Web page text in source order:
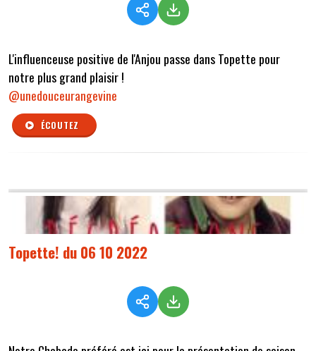
L'influenceuse positive de l'Anjou passe dans Topette pour
notre plus grand plaisir !
@unedouceurangevine
ÉCOUTEZ
Topette! du 06 10 2022